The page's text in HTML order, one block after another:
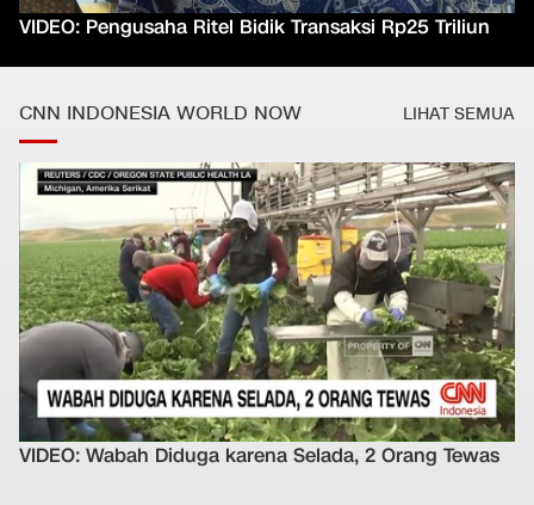
VIDEO: Pengusaha Ritel Bidik Transaksi Rp25 Triliun
CNN INDONESIA WORLD NOW LIHAT SEMUA
VIDEO: Wabah Diduga karena Selada, 2 Orang Tewas